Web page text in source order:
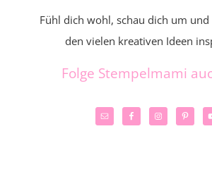
Fühl dich wohl, schau dich um und
den vielen kreativen Ideen
Folge Stempelmami